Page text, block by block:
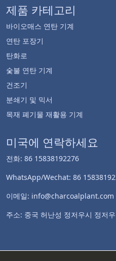
제품 카테고리
바이오매스 연탄 기계
연탄 포장기
탄화로
숯불 연탄 기계
건조기
분쇄기 및 믹서
목재 폐기물 재활용 기계
미국에 연락하세요
전화: 86 15838192276
WhatsApp/Wechat: 86
이메일: info@charcoalplant.com
주소: 중국 허난성 정저우시 정저